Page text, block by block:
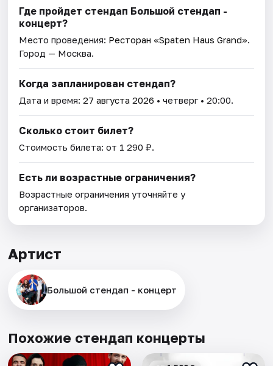
Где пройдет стендап Большой стендап -
концерт?
Место проведения: Ресторан «Spaten Haus Grand».
Город — Москва.
Когда запланирован стендап?
Дата и время:27 августа 2026 • четверг • 20:00.
Сколько стоит билет?
Стоимость билета: от 1 290 ₽.
Есть ли возрастные ограничения?
Возрастные ограничения уточняйте у
организаторов.
Артист
Большой стендап - концерт
Похожие стендап концерты